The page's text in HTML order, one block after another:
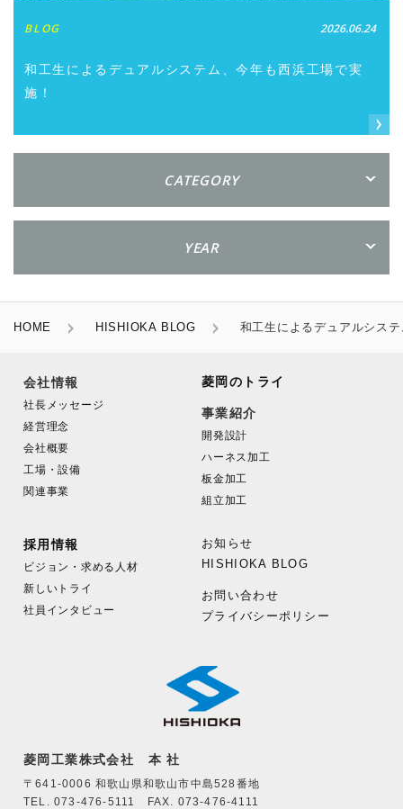
BLOG 2026.06.24
和工生によるデュアルシステム、今年も西浜工場で実
施！
CATEGORY
YEAR
HOME HISHIOKA BLOG 和工生によるデュアルシス
会社情報
社長メッセージ
経営理念
会社概要
工場・設備
関連事業
菱岡のトライ
事業紹介
開発設計
ハーネス加工
板金加工
組立加工
採用情報
ビジョン・求める人材
新しいトライ
社員インタビュー
お知らせ
HISHIOKA BLOG
お問い合わせ
プライバシーポリシー
菱岡工業株式会社 本 社
〒641-0006 和歌山県和歌山市中島528番地
TEL. 073-476-5111 FAX. 073-476-4111